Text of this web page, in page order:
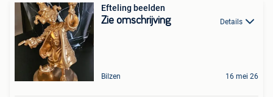
Efteling beelden
Zie omschrijving Details
Bilzen 16 mei 26